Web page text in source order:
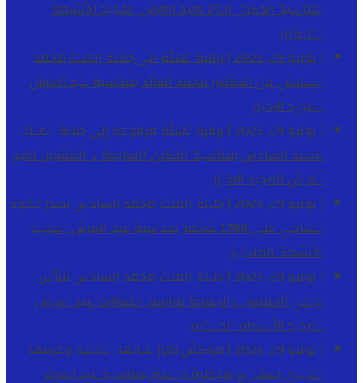
بمناسبة الذكرى الـ27 لعيد العرش المجيد
الأنشطة
الملكية
[ يوليو 29, 2026 ]
برقية تهنئة الى جلالة الملك محمد
السادس من الدكتور محمد الفائد بمناسبة عيد العرش
المجيدالاخبار
[ يوليو 29, 2026 ]
برقية تهنئة مرفوعة إلى جلالة الملك
محمد السادس بمناسبة الذكرى السابعة و العشرين لعيد
العرش المجيدالاخبار
[ يوليو 29, 2026 ]
جلالة الملك محمد السادس يصدر عفوه
السامي على 1788 شخصا بمناسبة عيد العرش المجيد
الأنشطة الملكية
[ يوليو 29, 2026 ]
جلالة الملك محمد السادس يترأس
يومي الخميس والجمعة مراسم احتفالات عيد العرش
المجيدالأنشطة الملكية
[ يوليو 29, 2026 ]
مراكش تعزز بنياتها التحتية وعرضها
التربوي بمشاريع هيكلية واعدة بمناسبة عيد العرش